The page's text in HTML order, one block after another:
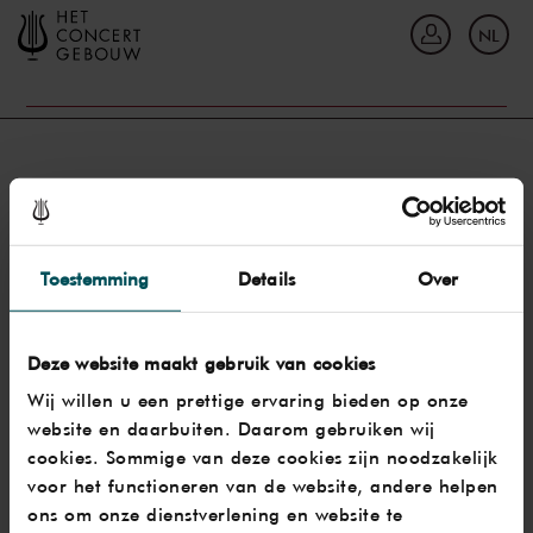
Toestemming Details Over
Deze website maakt gebruik van cookies
Wij willen u een prettige ervaring bieden op onze
website en daarbuiten. Daarom gebruiken wij
cookies. Sommige van deze cookies zijn noodzakelijk
voor het functioneren van de website, andere helpen
ons om onze dienstverlening en website te
NL
E-mailadres / Mobiel nummer
Wachtwoord Wachtwoord vergeten?
Account maken
Inloggen